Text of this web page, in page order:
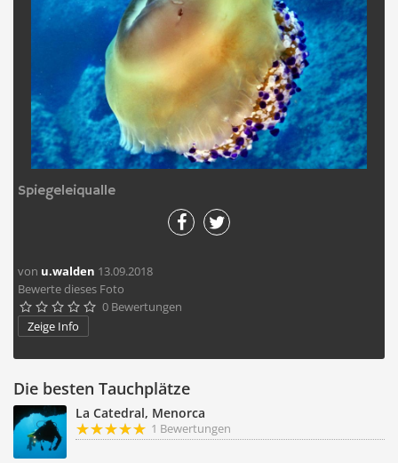
Spiegeleiqualle
von u.walden 13.09.2018
Bewerte dieses Foto
     0 Bewertungen
Zeige Info
Die besten Tauchplätze
La Catedral, Menorca
1 Bewertungen